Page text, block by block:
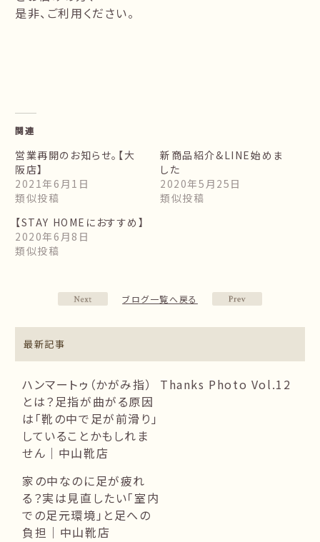
是非、ご利用ください。
関連
営業再開のお知らせ。【大
阪店】
2021年6月1日
類似投稿
新商品紹介&LINE始めま
した
2020年5月25日
類似投稿
【STAY HOMEにおすすめ】
2020年6月8日
類似投稿
ブログ一覧へ戻る
最新記事
ハンマートゥ（かがみ指）
とは？足指が曲がる原因
は「靴の中で足が前滑り」
していることかもしれま
せん｜中山靴店
Thanks Photo Vol.12
家の中なのに足が疲れ
る？実は見直したい「室内
での足元環境」と足への
負担｜中山靴店